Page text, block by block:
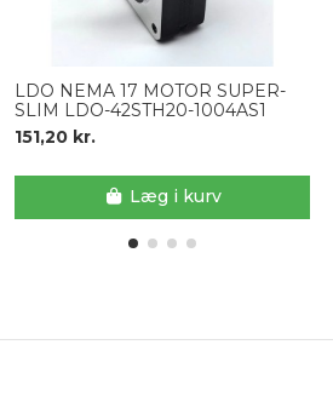
LDO NEMA 17 MOTOR SUPER-
SLIM LDO-42STH20-1004AS1
151,20 kr.
Læg i kurv